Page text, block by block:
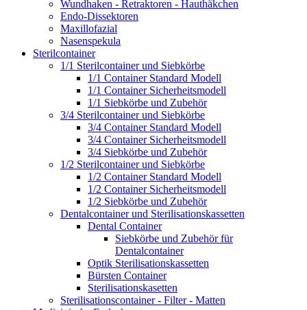
Wundhaken - Retraktoren - Hauthäkchen
Endo-Dissektoren
Maxillofazial
Nasenspekula
Sterilcontainer
1/1 Sterilcontainer und Siebkörbe
1/1 Container Standard Modell
1/1 Container Sicherheitsmodell
1/1 Siebkörbe und Zubehör
3/4 Sterilcontainer und Siebkörbe
3/4 Container Standard Modell
3/4 Container Sicherheitsmodell
3/4 Siebkörbe und Zubehör
1/2 Sterilcontainer und Siebkörbe
1/2 Container Standard Modell
1/2 Container Sicherheitsmodell
1/2 Siebkörbe und Zubehör
Dentalcontainer und Sterilisationskassetten
Dental Container
Siebkörbe und Zubehör für
Dentalcontainer
Optik Sterilisationskassetten
Bürsten Container
Sterilisationskasetten
Sterilisationscontainer - Filter - Matten